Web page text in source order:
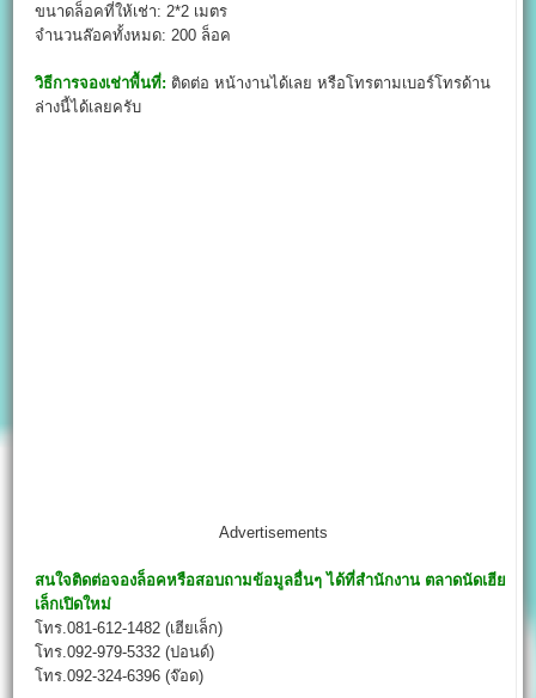
ขนาดล็อคที่ให้เช่า: 2*2 เมตร
จำนวนล๊อคทั้งหมด: 200 ล็อค
วิธีการจองเช่าพื้นที่: ติดต่อ หน้างานได้เลย หรือโทรตามเบอร์โทรด้าน
ล่างนี้ได้เลยครับ
Advertisements
สนใจติดต่อจองล็อคหรือสอบถามข้อมูลอื่นๆ ได้ที่สำนักงาน ตลาดนัดเฮีย
เล็กเปิดใหม่
โทร.081-612-1482 (เฮียเล็ก)
โทร.092-979-5332 (ปอนด์)
โทร.092-324-6396 (จ๊อด)